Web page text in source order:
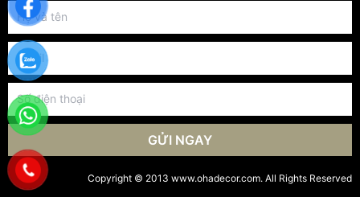
GỬI NGAY
Copyright © 2013 www.ohadecor.com. All Rights Reserved